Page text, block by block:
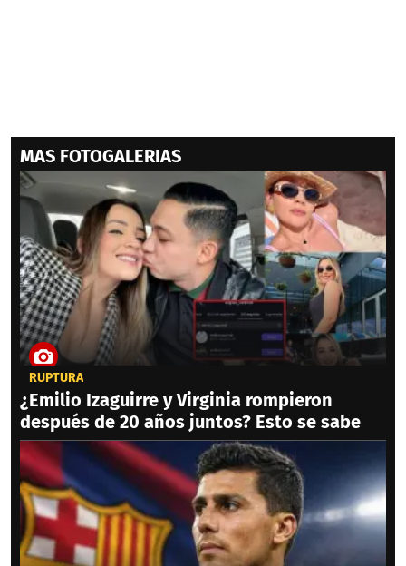
MAS FOTOGALERIAS
RUPTURA
¿Emilio Izaguirre y Virginia rompieron
después de 20 años juntos? Esto se sabe